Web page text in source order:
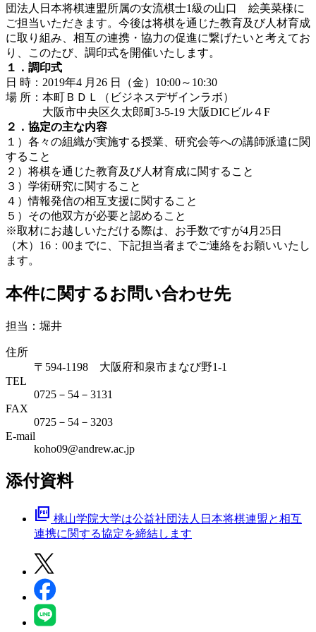
団法人日本将棋連盟所属の女流棋士1級の山口 絵美菜様に
ご担当いただきます。今後は将棋を通じた教育及び人材育成
に取り組み、相互の連携・協力の促進に繋げたいと考えてお
り、このたび、調印式を開催いたします。
１．調印式
日 時：2019年4 月26 日（金）10:00～10:30
場 所：本町ＢＤＬ（ビジネスデザインラボ）
大阪市中央区久太郎町3-5-19 大阪DICビル４F
２．協定の主な内容
１）各々の組織が実施する授業、研究会等への講師派遣に関
すること
２）将棋を通じた教育及び人材育成に関すること
３）学術研究に関すること
４）情報発信の相互支援に関すること
５）その他双方が必要と認めること
※取材にお越しいただける際は、お手数ですが4月25日
（木）16：00までに、下記担当者までご連絡をお願いいたし
ます。
本件に関するお問い合わせ先
担当：堀井
住所
〒594-1198 大阪府和泉市まなび野1-1
TEL
0725－54－3131
FAX
0725－54－3203
E-mail
koho09@andrew.ac.jp
添付資料
picture_as_pdf 桃山学院大学は公益社団法人日本将棋連盟と相互
連携に関する協定を締結します